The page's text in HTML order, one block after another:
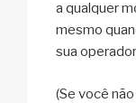
a qualquer
mesmo
sua
(Se você